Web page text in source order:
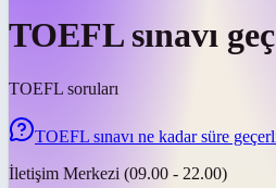
TOEFL sınavı
TOEFL soruları
TOEFL sınavı ne kadar süre
İletişim Merkezi (09.00 - 22.00)